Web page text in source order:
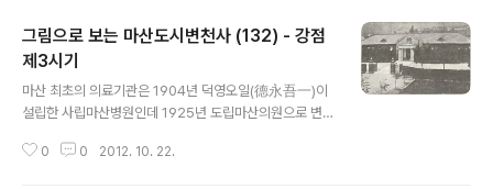
그림으로 보는 마산도시변천사 (132) - 강점
제3시기
마산 최초의 의료기관은 1904년 덕영오일(德永吾一)이
설립한 사립마산병원인데 1925년 도립마산의원으로 변경
다음 사진입니다. 1941년 당시 마산의사회 회원은 12명이
0 0 2012. 10. 22.